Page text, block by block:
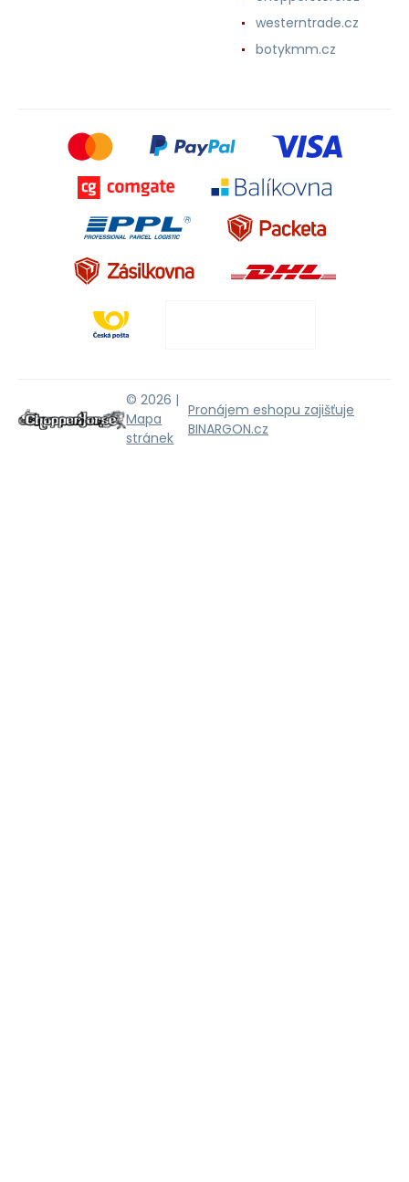
westerntrade.cz
botykmm.cz
© 2026 |
Mapa
stránek
Pronájem eshopu zajišťuje
BINARGON.cz